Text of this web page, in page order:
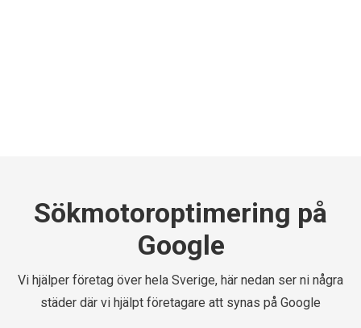
Sökmotoroptimering på
Google
Vi hjälper företag över hela Sverige, här nedan ser ni några
städer där vi hjälpt företagare att synas på Google